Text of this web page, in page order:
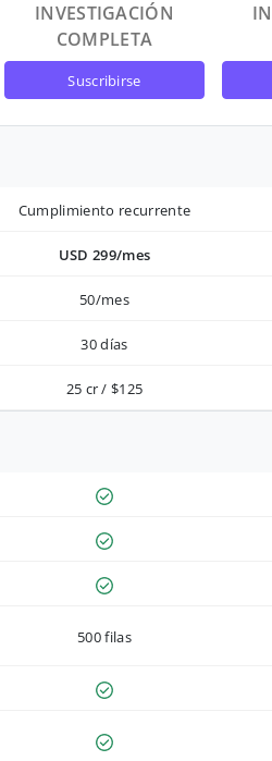
INVESTIGACIÓN
COMPLETA
suscribirse
Cumplimiento recurrente
USD 299/mes
50/mes
30 días
25 cr / $125
500 filas